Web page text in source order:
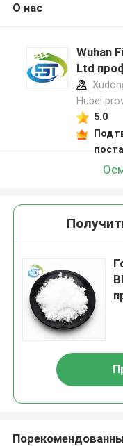
О нас
Wuhan
Ltd
Hubei
5.0